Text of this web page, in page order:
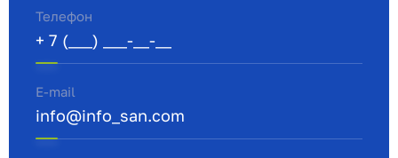
Телефон
E-mail